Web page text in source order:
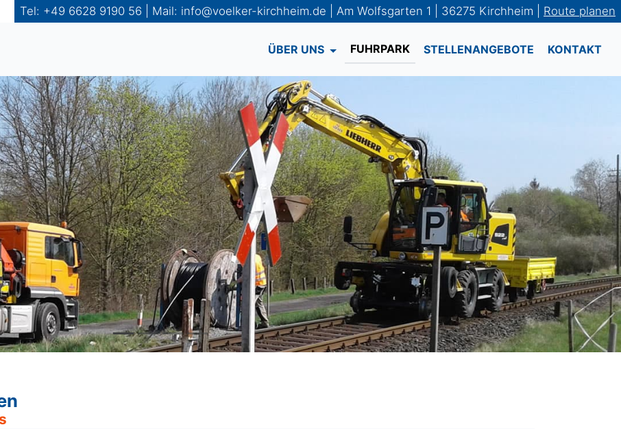
Tel: +49 6628 9190 56 | Mail: info@voelker-kirchheim.de | Am Wolfsgarten 1 | 36275 Kirchheim | Route planen
ÜBER UNS FUHRPARK STELLENANGEBOTE KONTAKT
Next